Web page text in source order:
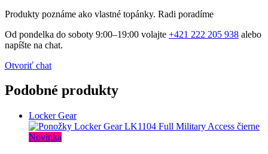
Produkty poznáme ako vlastné topánky. Radi poradíme
Od pondelka do soboty 9:00–19:00 volajte +421 222 205 938 alebo
napíšte na chat.
Otvoriť chat
Podobné produkty
Locker Gear
Novinka